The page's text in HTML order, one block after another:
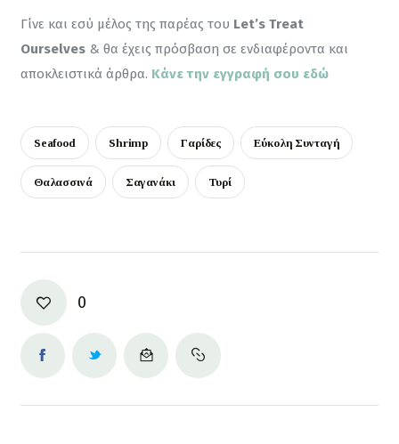
Γίνε και εσύ μέλος της παρέας του Let’s Treat
Ourselves & θα έχεις πρόσβαση σε ενδιαφέροντα και
αποκλειστικά άρθρα. Κάνε την εγγραφή σου εδώ
Seafood Shrimp Γαρίδες Εύκολη Συνταγή
Θαλασσινά Σαγανάκι Τυρί
0